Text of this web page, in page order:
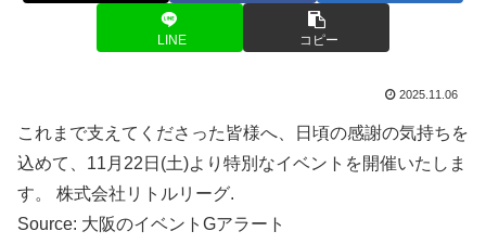
LINE コピー
2025.11.06
これまで支えてくださった皆様へ、日頃の感謝の気持ちを
込めて、11月22日(土)より特別なイベントを開催いたしま
す。 株式会社リトルリーグ.
Source: 大阪のイベントGアラート